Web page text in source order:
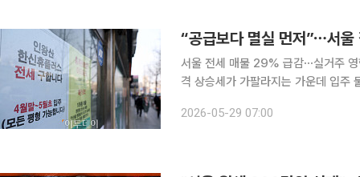
서울 전세 매물 29% 급감⋯실거주 영향 등
격 상승세가 가팔라지는 가운데 입주
간이 필요한 만큼 당분간은 공급 부족
2026-05-29 07:00